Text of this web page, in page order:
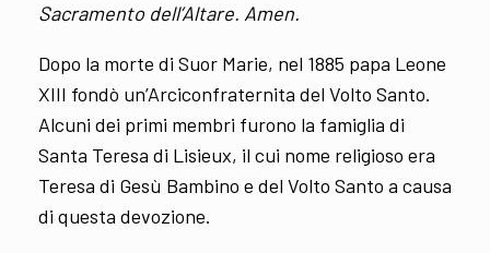
Sacramento dell’Altare. Amen.
Dopo la morte di Suor Marie, nel 1885 papa Leone
XIII fondò un’Arciconfraternita del Volto Santo.
Alcuni dei primi membri furono la famiglia di
Santa Teresa di Lisieux, il cui nome religioso era
Teresa di Gesù Bambino e del Volto Santo a causa
di questa devozione.